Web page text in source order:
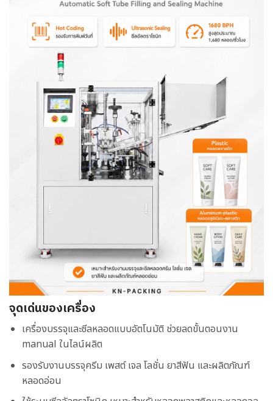
จุดเด่นของเครื่อง
เครื่องบรรจุและซีลหลอดแบบอัตโนมัติ ช่วยลดขั้นตอนงาน
manual ในไลน์ผลิต
รองรับงานบรรจุครีม เพสต์ เจล โลชั่น ยาสีฟัน และผลิตภัณฑ์
หลอดอ่อน